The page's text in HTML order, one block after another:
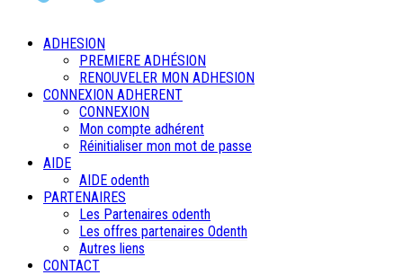
ADHESION
PREMIERE ADHÉSION
RENOUVELER MON ADHESION
CONNEXION ADHERENT
CONNEXION
Mon compte adhérent
Réinitialiser mon mot de passe
AIDE
AIDE odenth
PARTENAIRES
Les Partenaires odenth
Les offres partenaires Odenth
Autres liens
CONTACT